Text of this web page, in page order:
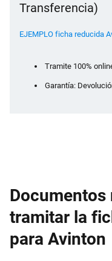
Transferencia)
EJEMPLO ficha reducida
Tramite 100%
Garantía:
Documentos
tramitar la
para Avinton